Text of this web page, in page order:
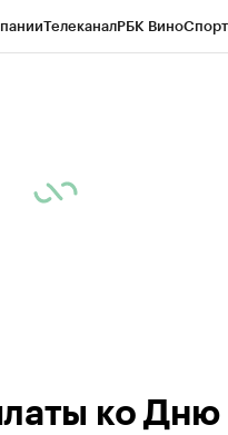
ТелеканалРБК ВиноСпорт
ко